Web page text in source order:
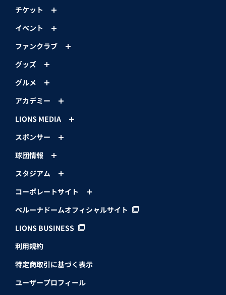
チケット
イベント
ファンクラブ
グッズ
グルメ
アカデミー
LIONS MEDIA
スポンサー
球団情報
スタジアム
コーポレートサイト
ベルーナドームオフィシャルサイト
LIONS BUSINESS
利用規約
特定商取引に基づく表示
ユーザープロフィール